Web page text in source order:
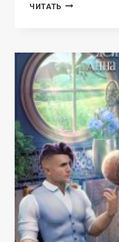
ЧИТАТЬ УРОКИ
НЕСНОСНАЯ
КОМАНДА.
ЧАСТЬ
4